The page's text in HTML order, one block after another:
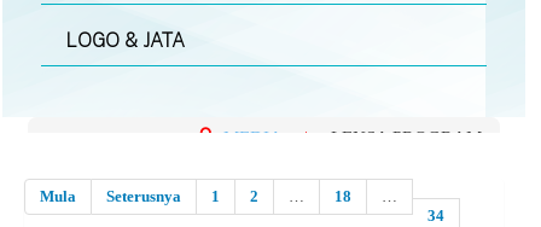
LOGO & JATA
MEDIA | LENSA PROGRAM
Mula Seterusnya 1 2 … 18
…
34